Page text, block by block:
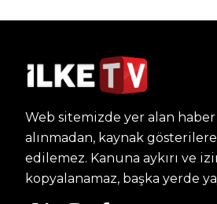
Web sitemizde yer alan
alınmadan, kaynak
edilemez. Kanuna aykırı ve
kopyalanamaz, başka yerde